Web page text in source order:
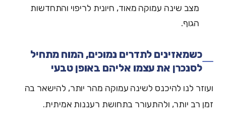
מצב שינה עמוקה מאוד, חיונית לריפוי והתחדשות
הגוף.
כשמאזינים לתדרים נמוכים, המוח מתחיל
לסנכרן את עצמו אליהם באופן טבעי
ועוזר לנו להיכנס לשינה עמוקה מהר יותר, להישאר בה
זמן רב יותר, ולהתעורר בתחושת רעננות אמיתית.